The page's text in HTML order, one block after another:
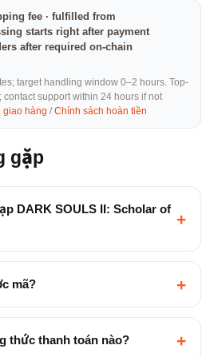
fee · fulfilled from
starts right after payment
after required on-chain
target handling window 0–2 hours. Top-
support within 24 hours if not
giao hàng /Chính sách hoàn tiền
gặp
DARK SOULS II: Scholar of
+
mã? +
thức thanh toán nào? +